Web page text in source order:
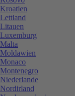
Kroatien
Lettland
Litauen
Luxemburg
Malta
Moldawien
Monaco
Montenegro
Niederlande
Nordirland